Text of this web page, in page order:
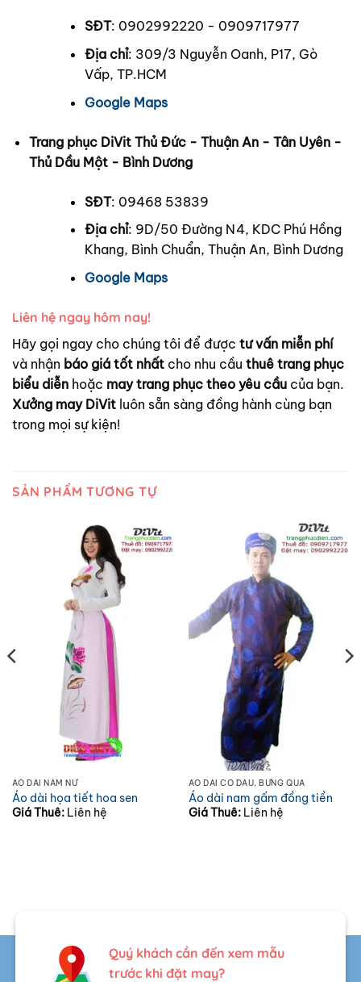
SĐT: 0902992220 - 0909717977
Địa chỉ: 309/3 Nguyễn Oanh, P17, Gò
Vấp, TP.HCM
Google Maps
Trang phục DiVit Thủ Đức - Thuận An - Tân Uyên -
Thủ Dầu Một - Bình Dương
SĐT: 09468 53839
Địa chỉ: 9D/50 Đường N4, KDC Phú Hồng
Khang, Bình Chuẩn, Thuận An, Bình Dương
Google Maps
Liên hệ ngay hôm nay!
Hãy gọi ngay cho chúng tôi để được tư vấn miễn phí
và nhận báo giá tốt nhất cho nhu cầu thuê trang phục
biểu diễn hoặc may trang phục theo yêu cầu của bạn.
Xưởng may DiVit luôn sẵn sàng đồng hành cùng bạn
trong mọi sự kiện!
SẢN PHẨM TƯƠNG TỰ
ÁO DÀI NAM NỮ
Áo dài họa tiết hoa sen
Giá Thuê: Liên hệ
ÁO DÀI CÔ DÂU, BƯNG QUẢ
Áo dài nam gấm đồng tiền
Giá Thuê: Liên hệ
Quý khách cần đến xem mẫu
trước khi đặt may?